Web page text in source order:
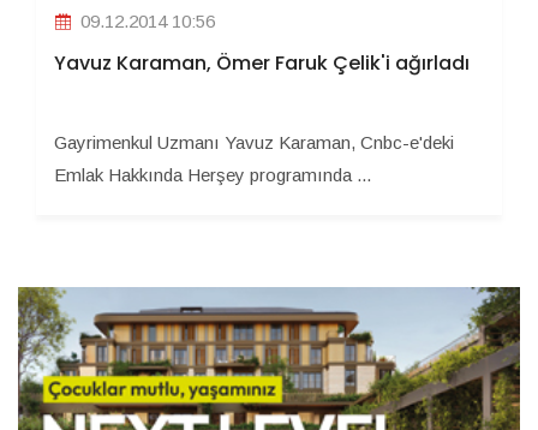
09.12.2014 10:56
Yavuz Karaman, Ömer Faruk Çelik'i ağırladı
Gayrimenkul Uzmanı Yavuz Karaman, Cnbc-e'deki
Emlak Hakkında Herşey programında ...